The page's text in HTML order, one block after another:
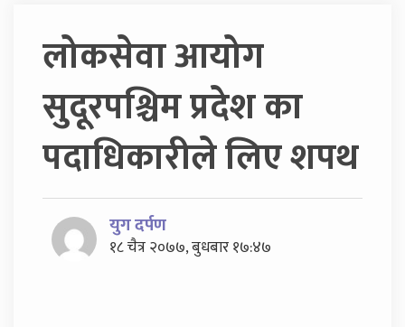
लोकसेवा आयोग
सुदूरपश्चिम प्रदेश का
पदाधिकारीले लिए शपथ
युग दर्पण
१८ चैत्र २०७७, बुधबार १७:४७